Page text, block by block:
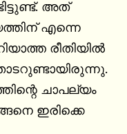
അത്
എന്നെ
രീതിയിൽ
ചാപല്യം
ഇരിക്കെ